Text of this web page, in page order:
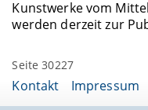
Kunstwerke vom
werden derzeit zur
Seite 30227
Kontakt Impressum